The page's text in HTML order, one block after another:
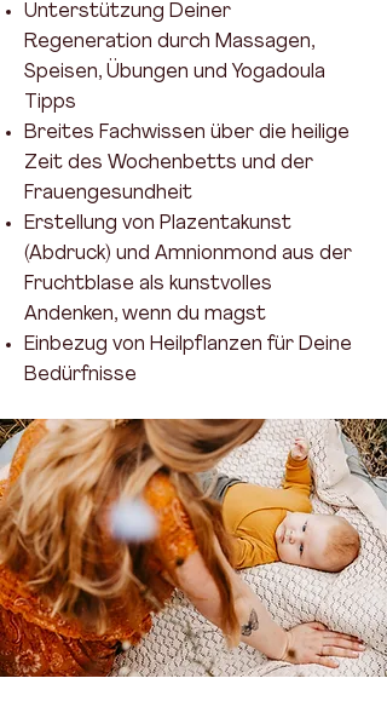
Unterstützung Deiner
Regeneration durch Massagen,
Speisen, Übungen und Yogadoula
Tipps
Breites Fachwissen über die heilige
Zeit des Wochenbetts und der
Frauengesundheit
Erstellung von Plazentakunst
(Abdruck) und Amnionmond aus der
Fruchtblase als kunstvolles
Andenken, wenn du magst
Einbezug von Heilpflanzen für Deine
Bedürfnisse